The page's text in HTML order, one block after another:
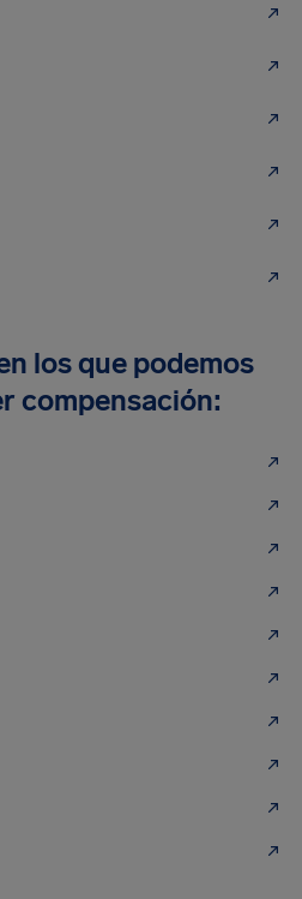
los que podemos
compensación: